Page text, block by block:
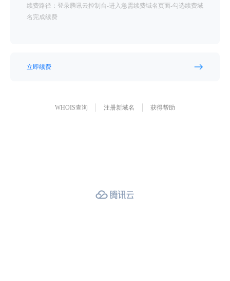
续费路径：登录腾讯云控制台-进入急需续费域名页面-勾选续费域
名完成续费
立即续费
WHOIS查询 注册新域名 获得帮助